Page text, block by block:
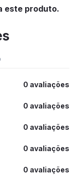
este produto.
0 avaliações
0 avaliações
0 avaliações
0 avaliações
0 avaliações